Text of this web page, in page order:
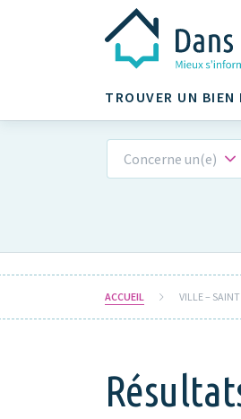
TROUVER UN BIEN
Concerne un(e)
ACCUEIL VILLE –